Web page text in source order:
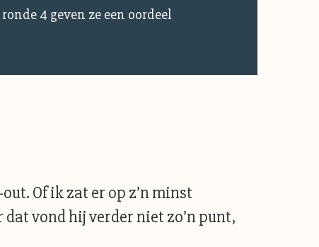
4 geven ze een oordeel
Of ik zat er op z’n minst
vond hij verder niet zo’n punt,